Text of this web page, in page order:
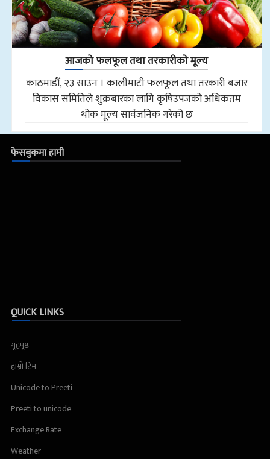
आजको फलफूल तथा तरकारीको मूल्य
काठमाडौँ, २३ साउन । कालीमाटी फलफूल तथा तरकारी बजार
विकास समितिले शुक्रबारका लागि कृषिउपजको अधिकतम
थोक मूल्य सार्वजनिक गरेको छ
फेसबुकमा हामी
QUICK LINKS
गृहपृष्ठ
हाम्रो टिम
Unicode to Preeti
Preeti to unicode
Exchange Rate
Weather